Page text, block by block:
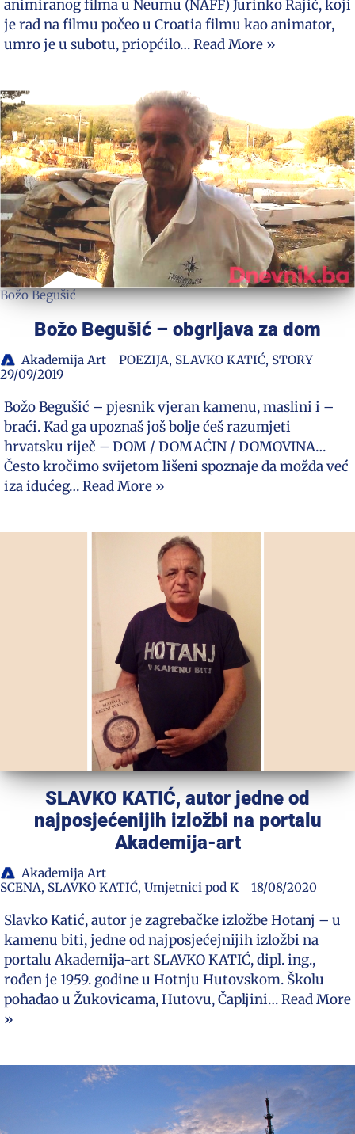
animiranog filma u Neumu (NAFF) Jurinko Rajič, koji
je rad na filmu počeo u Croatia filmu kao animator,
umro je u subotu, priopćilo…Read More »
Božo Begušić
Božo Begušić – obgrljava za dom
Akademija Art POEZIJA, SLAVKO KATIĆ, STORY
29/09/2019
Božo Begušić – pjesnik vjeran kamenu, maslini i –
braći. Kad ga upoznaš još bolje ćeš razumjeti
hrvatsku riječ – DOM / DOMAĆIN / DOMOVINA…
Često kročimo svijetom lišeni spoznaje da možda već
iza idućeg…Read More »
SLAVKO KATIĆ, autor jedne od
najposjećenijih izložbi na portalu
Akademija-art
Akademija Art
SCENA, SLAVKO KATIĆ, Umjetnici pod K 18/08/2020
Slavko Katić, autor je zagrebačke izložbe Hotanj – u
kamenu biti, jedne od najposjećejnijih izložbi na
portalu Akademija-art SLAVKO KATIĆ, dipl. ing.,
rođen je 1959. godine u Hotnju Hutovskom. Školu
pohađao u Žukovicama, Hutovu, Čapljini…Read More
»